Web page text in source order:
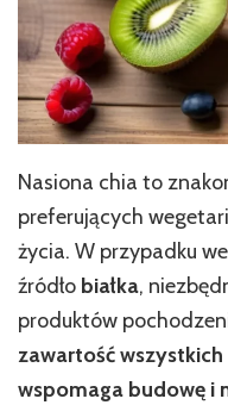
Nasiona chia to
preferujących
życia. W przypadku
źródło białka,
produktów
zawartość
wspomaga budowę i